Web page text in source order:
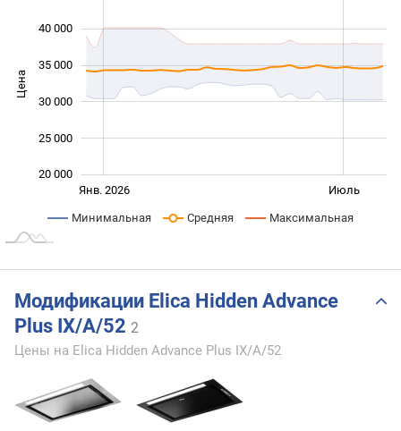
Цена
20 000
25 000
30 000
35 000
40 000
L
Окт.
Янв. 2026
Янв. 2027
Июль Июль
Минимальная Средняя Максимальная
Модификации Elica Hidden Advance
Plus IX/A/52 2
Цены на Elica Hidden Advance Plus IX/A/52